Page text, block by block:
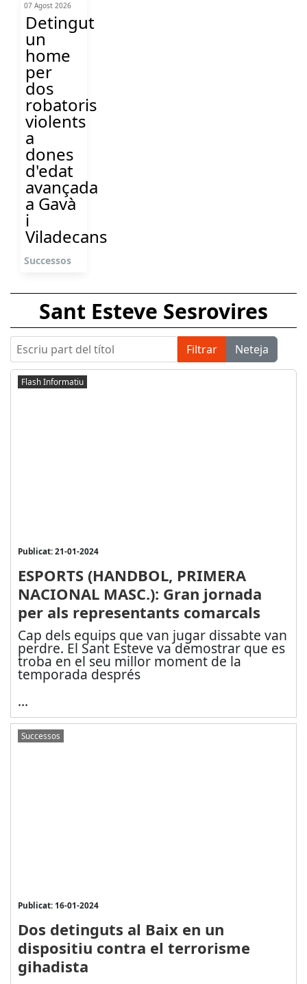
07 Agost 2026
Detingut
un
home
per
dos
robatoris
violents
a
dones
d'edat
avançada
a Gavà
i
Viladecans
Successos
Sant Esteve Sesrovires
Escriu part del títol Filtrar Neteja
Flash Informatiu
Publicat: 21-01-2024
ESPORTS (HANDBOL, PRIMERA
NACIONAL MASC.): Gran jornada
per als representants comarcals
Cap dels equips que van jugar dissabte van
perdre. El Sant Esteve va demostrar que es
troba en el seu millor moment de la
temporada després
...
Successos
Publicat: 16-01-2024
Dos detinguts al Baix en un
dispositiu contra el terrorisme
gihadista